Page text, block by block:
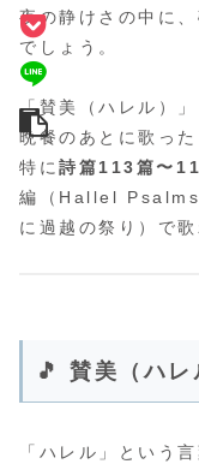
夜の静けさの中に
でしょう。
「賛美（ハレル）
晩餐のあとに歌っ
特に詩篇113篇〜
編（Hallel Psalms
に過越の祭り）で
🎵 賛美（ハレ
「ハレル」という